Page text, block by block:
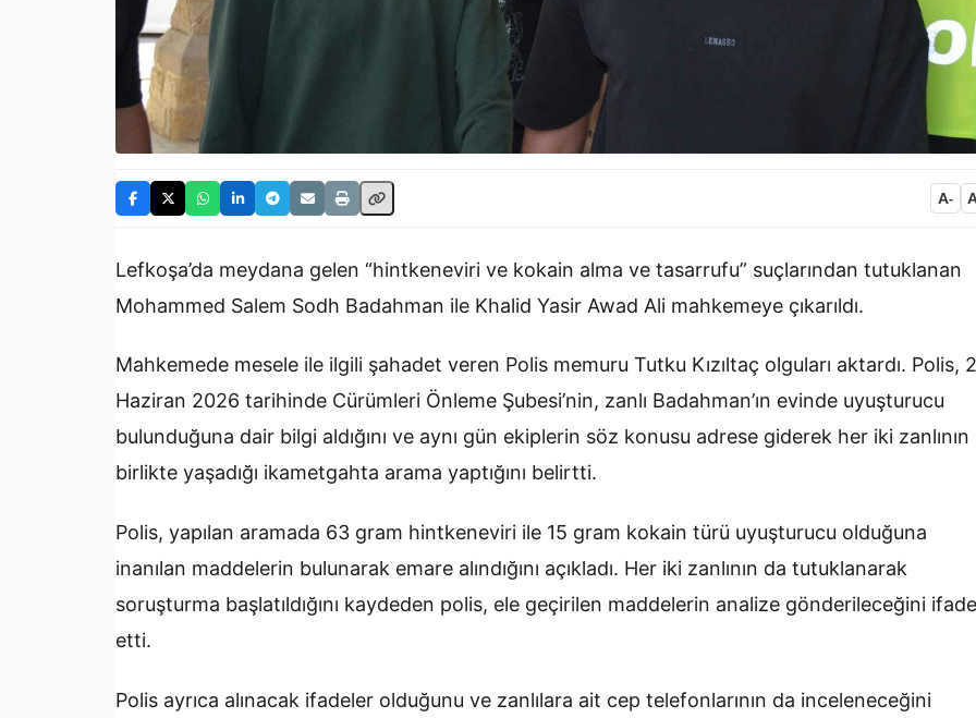
A-
Lefkoşa’da meydana gelen “hintkeneviri ve kokain alma ve tasarrufu” suçlarından tutuklanan
Mohammed Salem Sodh Badahman ile Khalid Yasir Awad Ali mahkemeye çıkarıldı.
Mahkemede mesele ile ilgili şahadet veren Polis memuru Tutku Kızıltaç olguları aktardı. Polis, 2
Haziran 2026 tarihinde Cürümleri Önleme Şubesi’nin, zanlı Badahman’ın evinde uyuşturucu
bulunduğuna dair bilgi aldığını ve aynı gün ekiplerin söz konusu adrese giderek her iki zanlının
birlikte yaşadığı ikametgahta arama yaptığını belirtti.
Polis, yapılan aramada 63 gram hintkeneviri ile 15 gram kokain türü uyuşturucu olduğuna
inanılan maddelerin bulunarak emare alındığını açıkladı. Her iki zanlının da tutuklanarak
soruşturma başlatıldığını kaydeden polis, ele geçirilen maddelerin analize gönderileceğini ifade
etti.
Polis ayrıca alınacak ifadeler olduğunu ve zanlılara ait cep telefonlarının da inceleneceğini